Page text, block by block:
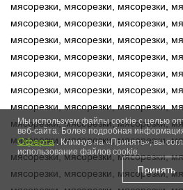
мясорезки, мясорезки, мясорезки,
мясорезки, мясорезки, мясорезки,
мясорезки, мясорезки, мясорезки,
мясорезки, мясорезки, мясорезки,
мясорезки, мясорезки, мясорезки,
мясорезки, мясорезки, мясорезки,
мясорезки, мясорезки, мясорезки,
мясорезки, мясорезки, мясорезки,
мясорезки, мясорезки, мясорезки,
мясорезки, мясорезки, мясорезки,
мясорезки, мясорезки, мясорезки,
Мы используем файлы cookie с целью
веб-сайта. Более подробная
Оферта. Кликнув на «Принять», вы
использование файлов cookie.
Принять